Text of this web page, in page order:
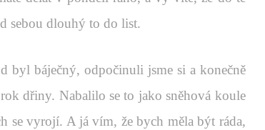
sebou dlouhý to do list.
byl báječný, odpočinuli jsme si a konečně
dřiny. Nabalilo se to jako sněhová koule
se vyrojí. A já vím, že bych měla být ráda,